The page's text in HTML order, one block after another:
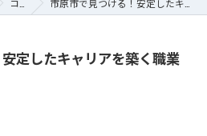
コラム 市原市で見つける！安定したキャリアを築く職業の選び方
定したキャリアを築く職業